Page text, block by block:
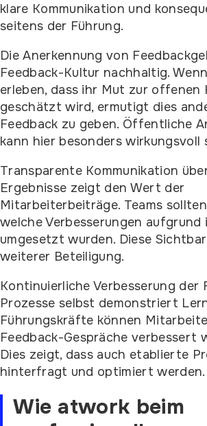
klare Kommunikation und
seitens der Führung.
Die Anerkennung von
Feedback-Kultur nachhaltig.
erleben, dass ihr Mut zur offenen
geschätzt wird, ermutigt dies
Feedback zu geben. Öffentliche
kann hier besonders wirkungsvoll
Transparente Kommunikation
Ergebnisse zeigt den Wert der
Mitarbeiterbeiträge. Teams
welche Verbesserungen aufgrund
umgesetzt wurden. Diese
weiterer Beteiligung.
Kontinuierliche Verbesserung der
Prozesse selbst demonstriert
Führungskräfte können
Feedback-Gespräche verbessert
Dies zeigt, dass auch etablierte
hinterfragt und optimiert werden.
Wie atwork beim